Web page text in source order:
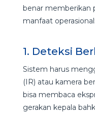
benar memberikan
manfaat operasional:
1. Deteksi
Sistem harus
(IR) atau kamera
bisa membaca
gerakan kepala